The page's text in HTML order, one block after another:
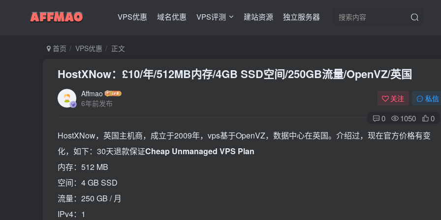
VPS优惠 域名优惠 VPS评测 建站资源 独立服务器
首页 VPS优惠 正文
HostXNow：£10/年/512MB内存/4GB SSD空间/250GB流量/OpenVZ/英国
Affmao
6年前发布
关注 私信
0 1050 0
HostXNow，英国主机商，成立于2009年，vps基于OpenVZ，数据中心在英国。介绍过，现在官方价格有变
化，如下：30天退款保证Cheap Unmanaged VPS Plan
内存：512 MB
空间：4 GB SSD
流量：250 GB / 月
IPv4：1